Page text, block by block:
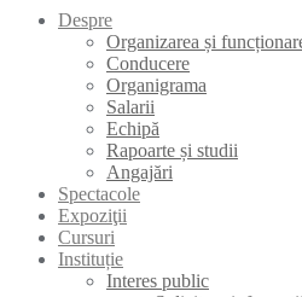
Despre
Organizarea și
Conducere
Organigrama
Salarii
Echipă
Rapoarte și studii
Angajări
Spectacole
Expoziţii
Cursuri
Instituție
Interes public